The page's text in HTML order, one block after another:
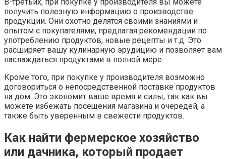
получить полезную информацию о производстве
продукции. Они охотно делятся своими знаниями и
опытом с покупателями, предлагая рекомендации по
употреблению продуктов, новые рецепты и т.д. Это
расширяет вашу кулинарную эрудицию и позволяет вам
наслаждаться продуктами в полной мере.
Кроме того, при покупке у производителя возможно
договориться о непосредственной поставке продуктов
на дом. Это экономит ваше время и силы, так как вы
можете избежать посещения магазина и очередей, а
также быть уверенным в свежести продуктов.
Как найти фермерское хозяйство
или дачника, который продает